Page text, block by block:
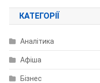
КАТЕГОРІЇ
Аналітика
Афіша
Бізнес